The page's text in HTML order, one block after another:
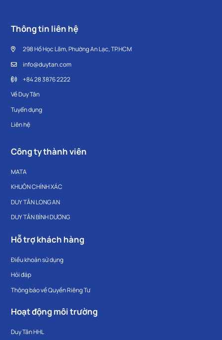
Thông tin liên hệ
298 Hồ Học Lãm, Phường An Lạc, TP.HCM
info@duytan.com
+84 28 3876 2222
Về Duy Tân
Tuyển dụng
Liên hệ
Công ty thành viên
MATA
KHUÔN CHÍNH XÁC
DUY TÂN LONG AN
DUY TÂN BÌNH DƯƠNG
Hỗ trợ khách hàng
Điều khoản sử dụng
Hỏi đáp
Thông báo về Quyền Riêng Tư
Hoạt động môi trường
Duy Tân HHL